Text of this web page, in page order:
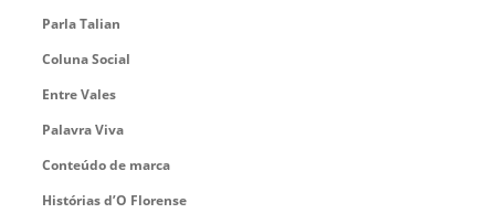
Parla Talian
Coluna Social
Entre Vales
Palavra Viva
Conteúdo de marca
Histórias d’O Florense